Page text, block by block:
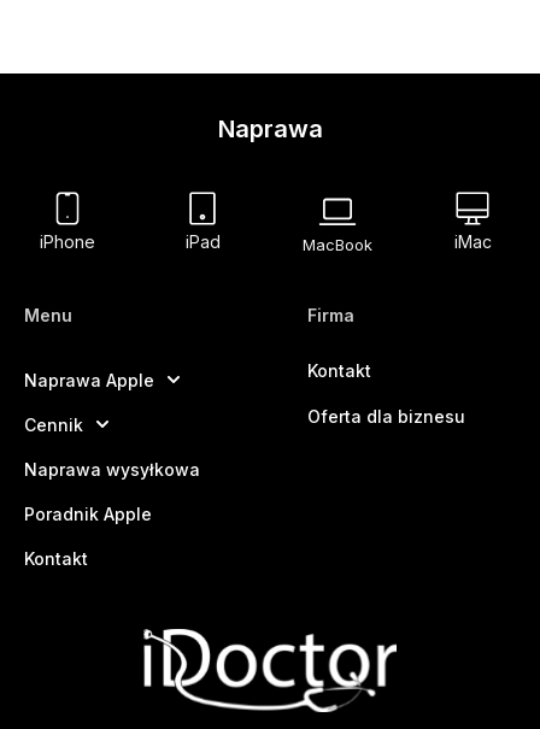
Naprawa
iPhone iPad MacBook iMac
Menu
Naprawa Apple
Cennik
Naprawa wysyłkowa
Poradnik Apple
Kontakt
Firma
Kontakt
Oferta dla biznesu